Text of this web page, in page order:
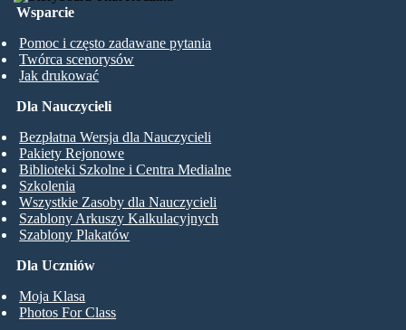
Wsparcie
Pomoc i często zadawane pytania
Twórca scenorysów
Jak drukować
Dla Uczniów
Moja Klasa
Photos For Class
Dla Nauczycieli
Bezpłatna Wersja dla Nauczycieli
Pakiety Rejonowe
Biblioteki Szkolne i Centra Medialne
Szkolenia
Wszystkie Zasoby dla Nauczycieli
Szablony Arkuszy Kalkulacyjnych
Szablony Plakatów